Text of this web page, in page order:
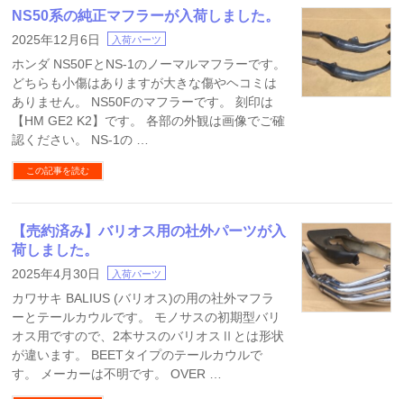
NS50系の純正マフラーが入荷しました。
2025年12月6日 入荷パーツ
ホンダ NS50FとNS-1のノーマルマフラーです。
どちらも小傷はありますが大きな傷やヘコミは
ありません。 NS50Fのマフラーです。 刻印は
【HM GE2 K2】です。 各部の外観は画像でご確
認ください。 NS-1の …
この記事を読む
【売約済み】バリオス用の社外パーツが入
荷しました。
2025年4月30日 入荷パーツ
カワサキ BALIUS (バリオス)の用の社外マフラ
ーとテールカウルです。 モノサスの初期型バリ
オス用ですので、2本サスのバリオスⅡとは形状
が違います。 BEETタイプのテールカウルで
す。 メーカーは不明です。 OVER …